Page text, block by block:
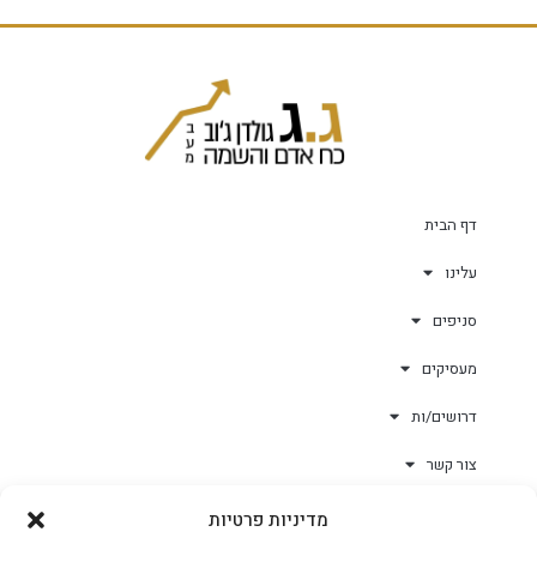
מדיניות פרטיות
דף הבית
עלינו
סניפים
מעסיקים
דרושים/ות
צור קשר